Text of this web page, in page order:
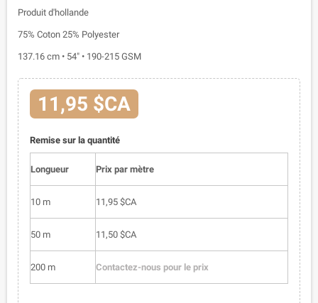
Produit d'hollande
75% Coton 25% Polyester
137.16 cm • 54" • 190-215 GSM
11,95 $CA
Remise sur la quantité
Longueur Prix par mètre
10 m 11,95 $CA
50 m 11,50 $CA
200 m Contactez-nous pour le prix